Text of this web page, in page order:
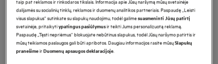
Gaminio informacijos lapas
Pagrindiniai privalumai
7000 serijos džiovyklė „SensiDry®“ tolygiai išdžiovina drabužius žemoje
temperatūroje.
Su „MixDry“ tolygiai išdžiovinsite mišrių audinių skalbinius.
dalijamės su socialinių tinklų, reklamos ir duomenų analitikos partneriais. Paspaudę „Leisti
visus slapukus“ sutinkate su slapukų naudojimu, todėl galimesuasmeninti Jūsų patirtį
svetainėje, pritaikytiypatingus pasiūlymusir teikti Jums personalizuotą reklamą.
Paspaudę „Tęsti nepriėmus“ blokuojate nebūtinus slapukus, todėl Jūsų naršymo patirtis ir
mūsų teikiamos paslaugos gali būti apribotos. Daugiau informacijos rasite mūsųSlapukų
pranešimeirDuomenų apsaugos deklaracijoje.